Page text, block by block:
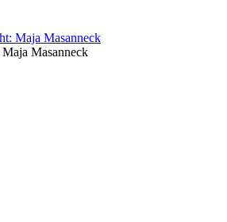
Masanneck